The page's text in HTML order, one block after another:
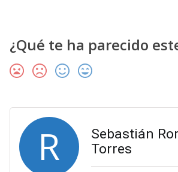
¿Qué te ha parecido
R
Sebastián
Torres